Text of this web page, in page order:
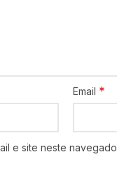
Email *
e site neste